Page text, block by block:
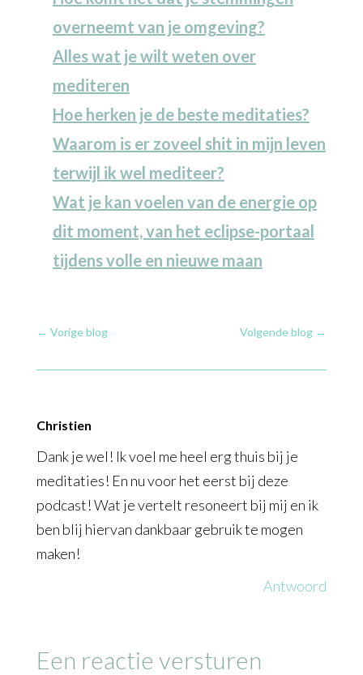
overneemt van je omgeving?
Alles wat je wilt weten over
mediteren
Hoe herken je de beste meditaties?
Waarom is er zoveel shit in mijn leven
terwijl ik wel mediteer?
Wat je kan voelen van de energie op
dit moment, van het eclipse-portaal
tijdens volle en nieuwe maan
← Vorige blog Volgende blog →
Christien
Dank je wel! Ik voel me heel erg thuis bij je
meditaties! En nu voor het eerst bij deze
podcast! Wat je vertelt resoneert bij mij en ik
ben blij hiervan dankbaar gebruik te mogen
maken!
Antwoord
Een reactie versturen